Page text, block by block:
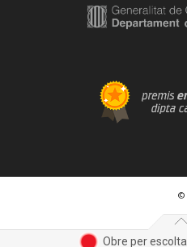
©
Obre per